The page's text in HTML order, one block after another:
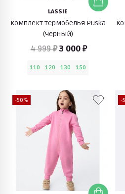
LASSIE
Комплект термобелья Puska
(черный)
4 999 ₽3 000 ₽
110 120 130 150
-50% -